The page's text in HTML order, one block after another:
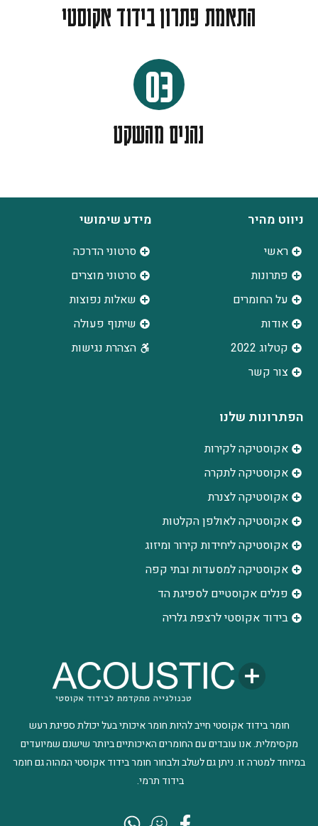
התאמת פתרון בידוד אקוסטי
03
נהנים מהשקט
חומר בידוד אקוסטי חייב להיות חומר איכותי בעל יכולת ספיגת רעש
מקסימלית. אנו עובדים עם החומרים האיכותיים ביותר שישנם שמיועדים
במיוחד למטרה זו. ניתן גם לשלב ולבחור חומר בידוד אקוסטי המהוה גם חומר
בידוד תרמי.
ניווט מהיר
ראשי
פתרונות
על החומרים
אודות
קטלוג 2022
צור קשר
מידע שימושי
סרטוני הדרכה
סרטוני מוצרים
שאלות נפוצות
שיתוף פעולה
הצהרת נגישות
הפתרונות שלנו
אקוסטיקה לקירות
אקוסטיקה לתקרה
אקוסטיקה לצנרת
אקוסטיקה לאולפן הקלטות
‫אקוסטיקה ליחידות קירור ומיזוג
אקוסטיקה למסעדות ובתי קפה
פנלים אקוסטיים לספיגת הד
בידוד אקוסטי לרצפת גלריה